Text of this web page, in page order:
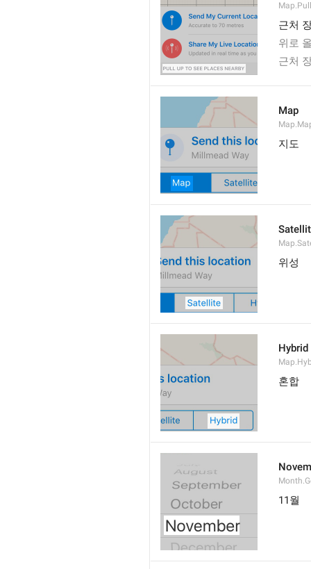
근처
위로
근처
Map
지도
위성
Hybrid
혼합
11월